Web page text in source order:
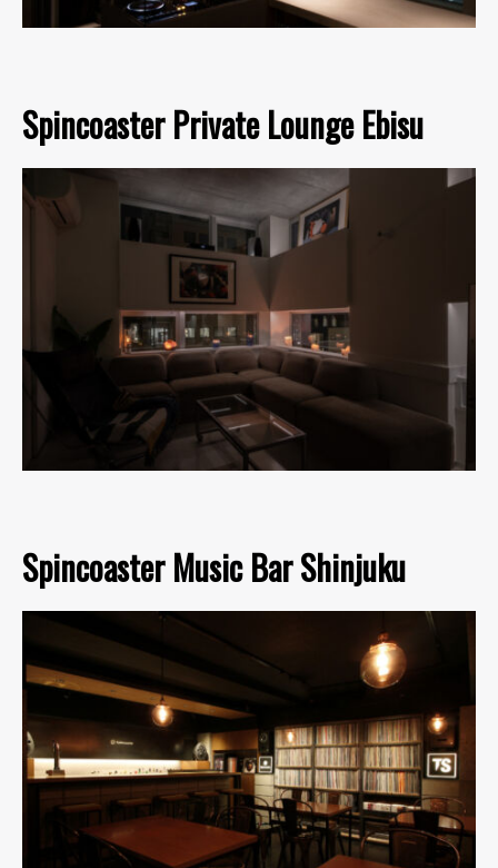
Spincoaster Private Lounge Ebisu
Spincoaster Music Bar Shinjuku